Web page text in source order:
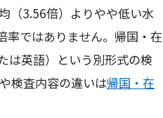
（3.56倍）よりやや低い水
率ではありません。帰国・在
は英語）という別形式の検
検査内容の違いは帰国・在